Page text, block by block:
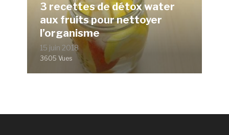
3 recettes de détox water
aux fruits pour nettoyer
l’organisme
15 juin 2018
3605 Vues